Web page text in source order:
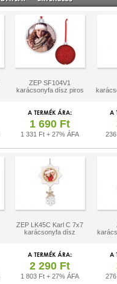
ZEP SF104V1
karácsonyfa dísz piros
1 690 Ft
1 331 Ft + 27% ÁFA
ZEP LK45C Karl C 7x7
karácsonyfa dísz
2 290 Ft
1 803 Ft + 27% ÁFA